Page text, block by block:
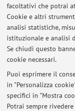
facoltativi che potrai
Cookie e altri
analisi statistiche,
istituzionale e analisi
Se chiudi questo
cookie necessari.
Puoi esprimere il
in "Personalizza
specifici in "Mostra
Potrai sempre
PRINCIPI DI
Pubblicato il: 16 luglio
TA1 10 luglio 26
Pubblicato il: 13 luglio
TA1 8 giu 26